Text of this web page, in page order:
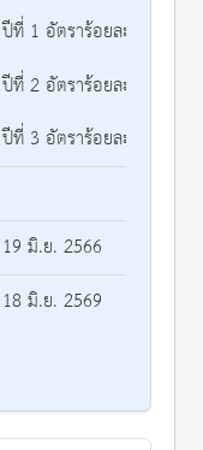
ปีที่ 1 อัตราร้อยละ 19 (19
ปีที่ 2 อัตราร้อยละ 18 (19
ปีที่ 3 อัตราร้อยละ 17 (19
19 มิ.ย. 2566
18 มิ.ย. 2569